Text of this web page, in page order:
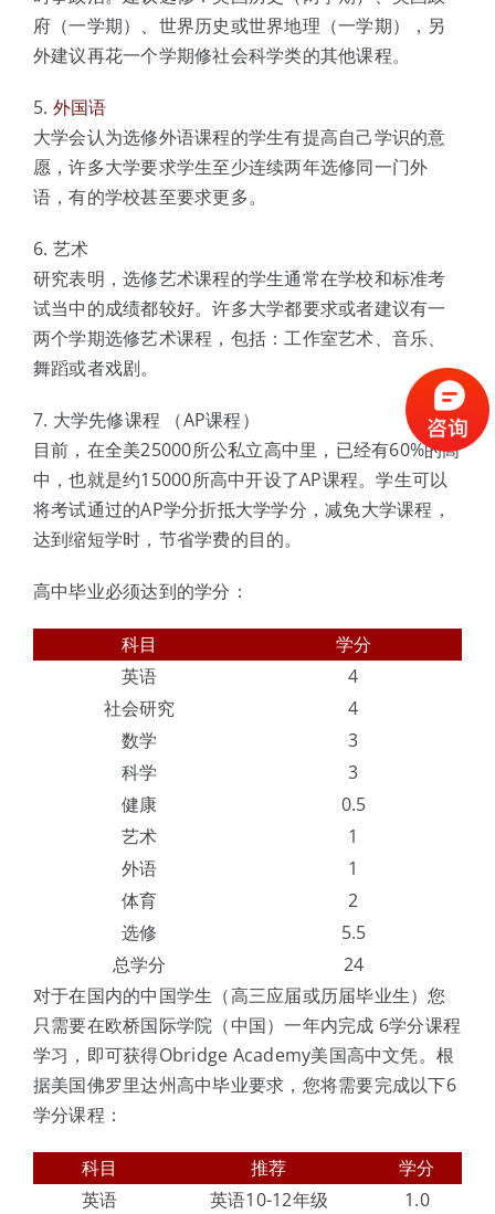
府（一学期）、世界历史或世界地理（一学期），另
外建议再花一个学期修社会科学类的其他课程。
5. 外国语
大学会认为选修外语课程的学生有提高自己学识的意
愿，许多大学要求学生至少连续两年选修同一门外
语，有的学校甚至要求更多。
6. 艺术
研究表明，选修艺术课程的学生通常在学校和标准考
试当中的成绩都较好。许多大学都要求或者建议有一
两个学期选修艺术课程，包括：工作室艺术、音乐、
舞蹈或者戏剧。
7. 大学先修课程 （AP课程）
目前，在全美25000所公私立高中里，已经有60%的高
中，也就是约15000所高中开设了AP课程。学生可以
将考试通过的AP学分折抵大学学分，减免大学课程，
达到缩短学时，节省学费的目的。
高中毕业必须达到的学分：
科目
学分
英语
4
社会研究
4
数学
3
科学
3
健康
0.5
艺术
1
外语
1
体育
2
选修
5.5
总学分
24
对于在国内的中国学生（高三应届或历届毕业生）您
只需要在欧桥国际学院（中国）一年内完成 6学分课程
学习，即可获得Obridge Academy美国高中文凭。根
据美国佛罗里达州高中毕业要求，您将需要完成以下6
学分课程：
科目 推荐
学分
英语
英语10-12年级
1.0